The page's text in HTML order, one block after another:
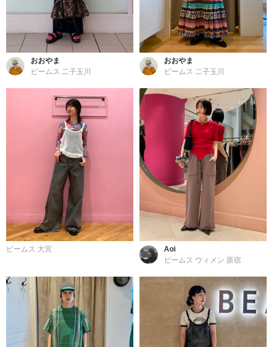
おおやま
ビームス 二子玉川
おおやま
ビームス 二子玉川
ビームス 大宮
Aoi
ビームス ウィメン 原宿